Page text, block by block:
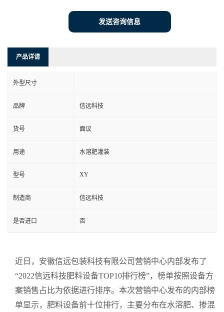
发送咨询信息
产品详请
外型尺寸
品牌 信远科技
货号 面议
用途 水溶肥灌装
型号 XY
制造商 信远科技
是否进口 否
近日，安徽信远包装科技有限公司营销中心内部发布了
“2022信远科技肥料设备TOP10排行榜”，榜单按照设备方
案销售占比为依据进行排序。本次营销中心发布的内部榜
单显示，肥料设备前十位排行，主要分布在水溶肥、掺混